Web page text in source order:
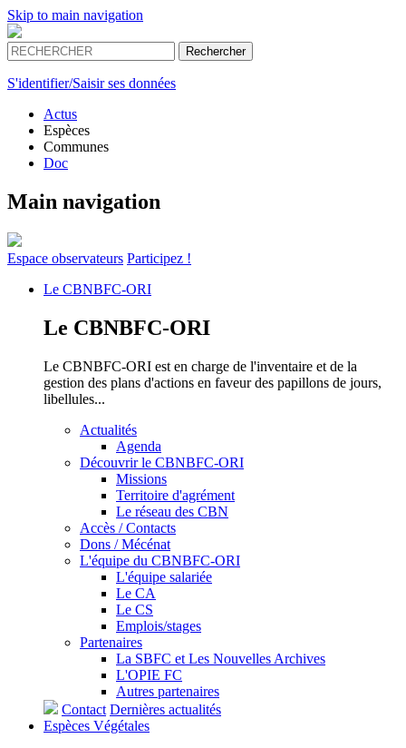
Skip to main navigation
S'identifier/Saisir ses données
Actus
Espèces
Communes
Doc
Main navigation
Espace observateurs Participez !
Le CBNBFC-ORI
Le CBNBFC-ORI
Le CBNBFC-ORI est en charge de l'inventaire et de la
gestion des plans d'actions en faveur des papillons de jours,
libellules...
Actualités
Agenda
Découvrir le CBNBFC-ORI
Missions
Territoire d'agrément
Le réseau des CBN
Accès / Contacts
Dons / Mécénat
L'équipe du CBNBFC-ORI
L'équipe salariée
Le CA
Le CS
Emplois/stages
Partenaires
La SBFC et Les Nouvelles Archives
L'OPIE FC
Autres partenaires
Contact Dernières actualités
Espèces Végétales